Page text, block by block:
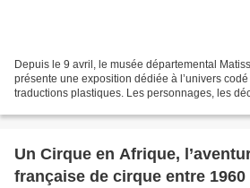
Depuis le 9 avril, le musée départemental
présente une exposition dédiée à l’univers
traductions plastiques. Les personnages, les
Un Cirque en Afrique,
française de cirque entre 1960